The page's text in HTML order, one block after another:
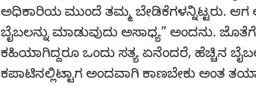
ಅಧಿಕಾರಿಯ ಮುಂದೆ ತಮ್ಮ ಬೇಡಿಕೆಗಳನ್ನಿಟ್ಟರು. ಆಗ
ಬೈಬಲನ್ನು ಮಾಡುವುದು ಅಸಾಧ್ಯ” ಅಂದನು.
ಕಹಿಯಾಗಿದ್ದರೂ ಒಂದು ಸತ್ಯ ಏನೆಂದರೆ, ಹೆಚ್ಚಿನ
ಕಪಾಟಿನಲ್ಲಿಟ್ಟಾಗ ಅಂದವಾಗಿ ಕಾಣಬೇಕು ಅಂತ